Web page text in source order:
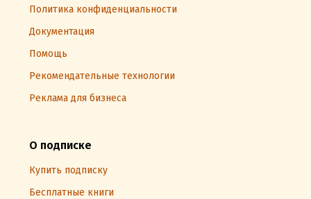
Политика конфиденциальности
Документация
Помощь
Рекомендательные технологии
Реклама для бизнеса
О подписке
Купить подписку
Бесплатные книги